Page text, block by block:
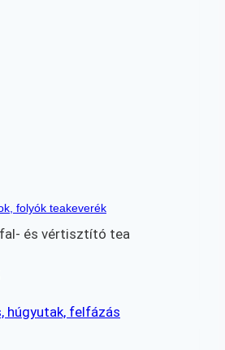
folyók teakeverék
és vértisztító tea
húgyutak, felfázás